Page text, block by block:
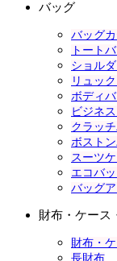
バッグ
バッグ
トート
ショル
リュッ
ボディ
ビジネ
クラッ
ボスト
スーツ
エコバ
バッグ
財布・ケース
財布・
長財布